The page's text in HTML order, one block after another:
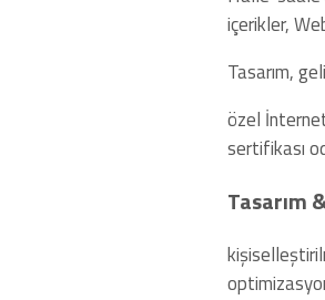
içerikler,
Tasarım,
özel
sertifikası
Tasarım